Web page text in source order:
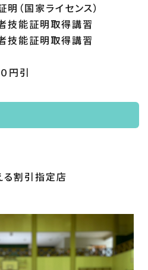
（国家ライセンス）
能証明取得講習
能証明取得講習
円引
割引指定店